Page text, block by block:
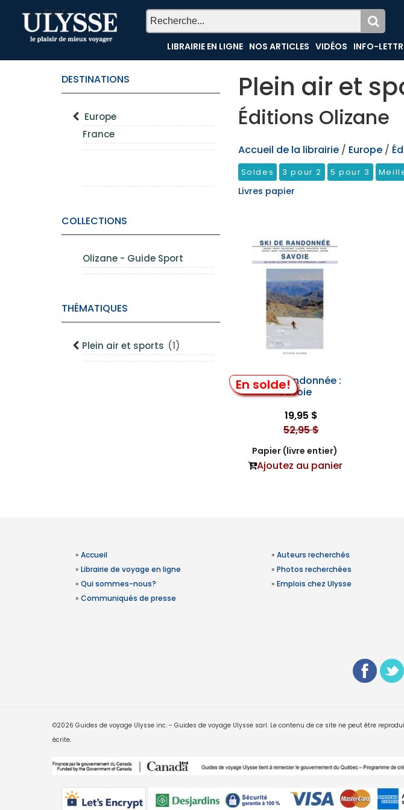
TEST
LIBRAIRIE EN LIGNE NOS ARTICLES VIDÉOS INFO-
DESTINATIONS
Europe
France
COLLECTIONS
Olizane - Guide Sport
THÉMATIQUES
Plein air et sports (1)
Plein air et
Éditions Olizane
Accueil de la librairie / Europe /
Soldes 3 pour 2 5 pour 3
Livres papier
En solde!
Ski de Randonnée :
Savoie
19,95 $
52,95 $
Papier (livre entier)
Ajoutez au panier
» Accueil
» Librairie de voyage en ligne
» Qui sommes-nous?
» Communiqués de presse
» Auteurs recherchés
» Photos recherchées
» Emplois chez Ulysse
©2026 Guides de voyage Ulysse inc. - Guides de voyage Ulysse sarl. Le contenu de ce site ne peut être
écrite.